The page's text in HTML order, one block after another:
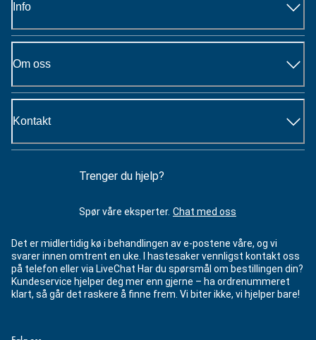
Info
Om oss
Kontakt
Trenger du hjelp?
Spør våre eksperter. Chat med oss
Det er midlertidig kø i behandlingen av e-postene våre, og vi
svarer innen omtrent en uke. I hastesaker vennligst kontakt oss
på telefon eller via LiveChat Har du spørsmål om bestillingen din?
Kundeservice hjelper deg mer enn gjerne – ha ordrenummeret
klart, så går det raskere å finne frem. Vi biter ikke, vi hjelper bare!